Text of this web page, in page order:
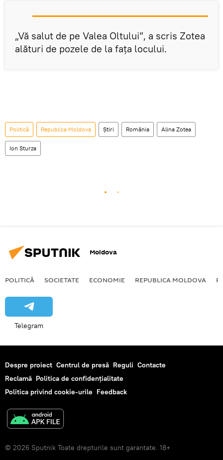
„Vă salut de pe Valea Oltului”, a scris Zotea
alături de pozele de la faţa locului.
Politică Republica Moldova Știri România Alina Zotea
Ion Sturza
Moldova
POLITICĂ SOCIETATE ECONOMIE REPUBLICA MOLDOVA
Telegram
Despre proiect Centrul de presă Reguli Contacte
Reclamă Politica de confidențialitate
Politica privind cookie-urile Feedback
© 2026 Sputnik Toate drepturile sunt garantate. 18+